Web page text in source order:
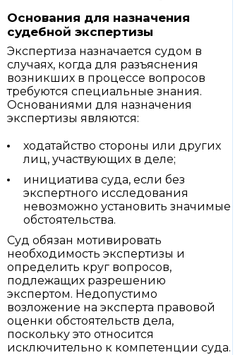
Основания для назначения
судебной экспертизы
Экспертиза назначается судом в
случаях, когда для разъяснения
возникших в процессе вопросов
требуются специальные знания.
Основаниями для назначения
экспертизы являются:
ходатайство стороны или других
лиц, участвующих в деле;
инициатива суда, если без
экспертного исследования
невозможно установить значимые
обстоятельства.
Суд обязан мотивировать
необходимость экспертизы и
определить круг вопросов,
подлежащих разрешению
экспертом. Недопустимо
возложение на эксперта правовой
оценки обстоятельств дела,
поскольку это относится
исключительно к компетенции суда.